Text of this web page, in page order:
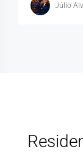
Júlio